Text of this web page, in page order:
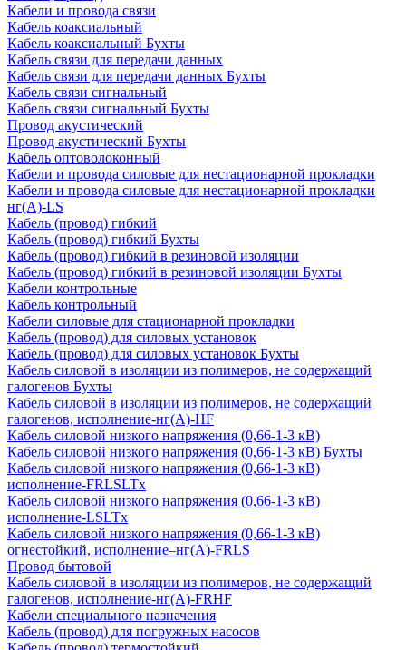
Кабели и провода связи
Кабель коаксиальный
Кабель коаксиальный Бухты
Кабель связи для передачи данных
Кабель связи для передачи данных Бухты
Кабель связи сигнальный
Кабель связи сигнальный Бухты
Провод акустический
Провод акустический Бухты
Кабель оптоволоконный
Кабели и провода силовые для нестационарной прокладки
Кабели и провода силовые для нестационарной прокладки
нг(А)-LS
Кабель (провод) гибкий
Кабель (провод) гибкий Бухты
Кабель (провод) гибкий в резиновой изоляции
Кабель (провод) гибкий в резиновой изоляции Бухты
Кабели контрольные
Кабель контрольный
Кабели силовые для стационарной прокладки
Кабель (провод) для силовых установок
Кабель (провод) для силовых установок Бухты
Кабель силовой в изоляции из полимеров, не содержащий
галогенов Бухты
Кабель силовой в изоляции из полимеров, не содержащий
галогенов, исполнение-нг(А)-HF
Кабель силовой низкого напряжения (0,66-1-3 кВ)
Кабель силовой низкого напряжения (0,66-1-3 кВ) Бухты
Кабель силовой низкого напряжения (0,66-1-3 кВ)
исполнение-FRLSLTx
Кабель силовой низкого напряжения (0,66-1-3 кВ)
исполнение-LSLTx
Кабель силовой низкого напряжения (0,66-1-3 кВ)
огнестойкий, исполнение–нг(А)-FRLS
Провод бытовой
Кабель силовой в изоляции из полимеров, не содержащий
галогенов, исполнение-нг(А)-FRHF
Кабели специального назначения
Кабель (провод) для погружных насосов